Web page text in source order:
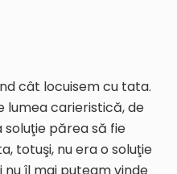
cât locuisem cu tata.
lumea carieristică, de
soluţie părea să fie
totuşi, nu era o soluţie
îl mai puteam vinde